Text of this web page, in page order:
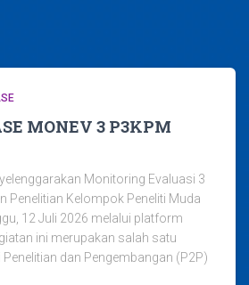
MONEV 3 P3KPM
Monitoring Evaluasi 3
Penelitian Kelompok Peneliti Muda
12 Juli 2026 melalui platform
ini merupakan salah satu
dan Pengembangan (P2P)